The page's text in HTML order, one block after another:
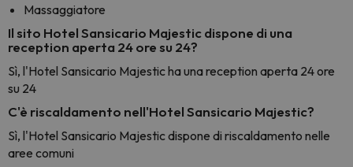
Massaggiatore
Il sito Hotel Sansicario Majestic dispone di una
reception aperta 24 ore su 24?
Sì, l'Hotel Sansicario Majestic ha una reception aperta 24 ore
su 24
C'è riscaldamento nell'Hotel Sansicario Majestic?
Sì, l'Hotel Sansicario Majestic dispone di riscaldamento nelle
aree comuni